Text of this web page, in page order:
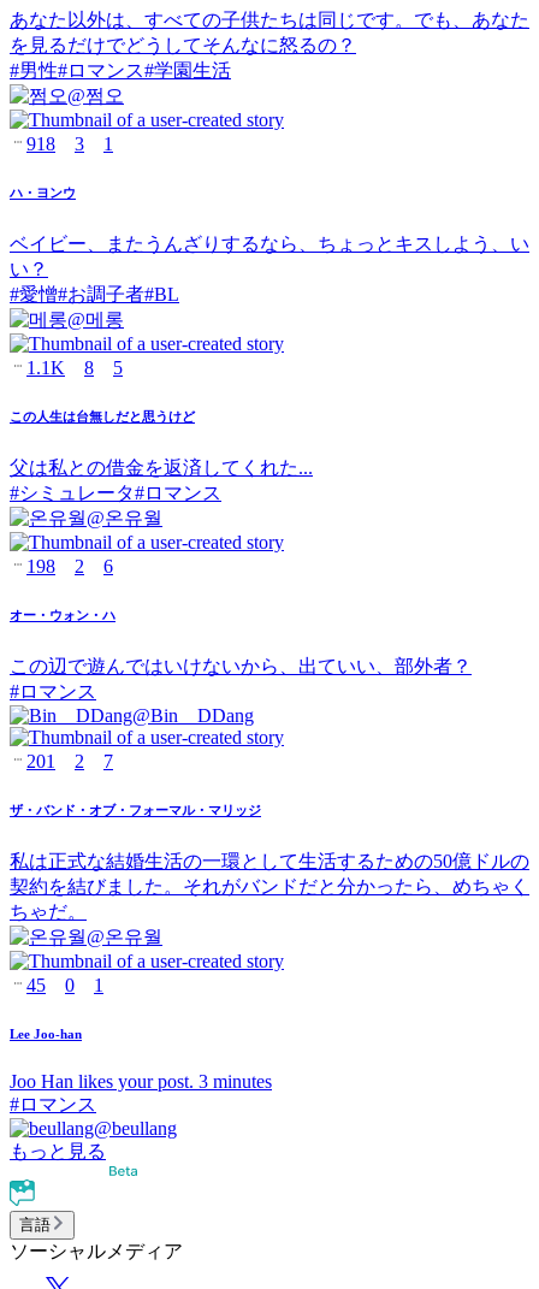
あなた以外は、すべての子供たちは同じです。でも、あなた
を見るだけでどうしてそんなに怒るの？
#男性#ロマンス#学園生活
@쩜오
918 3 1
ハ・ヨンウ
ベイビー、またうんざりするなら、ちょっとキスしよう、い
い？
#愛憎#お調子者#BL
@메롱
1.1K 8 5
この人生は台無しだと思うけど
父は私との借金を返済してくれた...
#シミュレータ#ロマンス
@온유월
198 2 6
オー・ウォン・ハ
この辺で遊んではいけないから、出ていい、部外者？
#ロマンス
@Bin__DDang
201 2 7
ザ・バンド・オブ・フォーマル・マリッジ
私は正式な結婚生活の一環として生活するための50億ドルの
契約を結びました。それがバンドだと分かったら、めちゃく
ちゃだ。
@온유월
45 0 1
Lee Joo-han
Joo Han likes your post. 3 minutes
#ロマンス
@beullang
もっと見る
言語
ソーシャルメディア